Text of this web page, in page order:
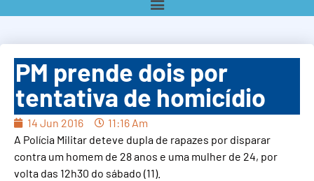
PM prende dois por
tentativa de homicídio
14 Jun 2016
11:16 Am
A Polícia Militar deteve dupla de rapazes por disparar
contra um homem de 28 anos e uma mulher de 24, por
volta das 12h30 do sábado (11).